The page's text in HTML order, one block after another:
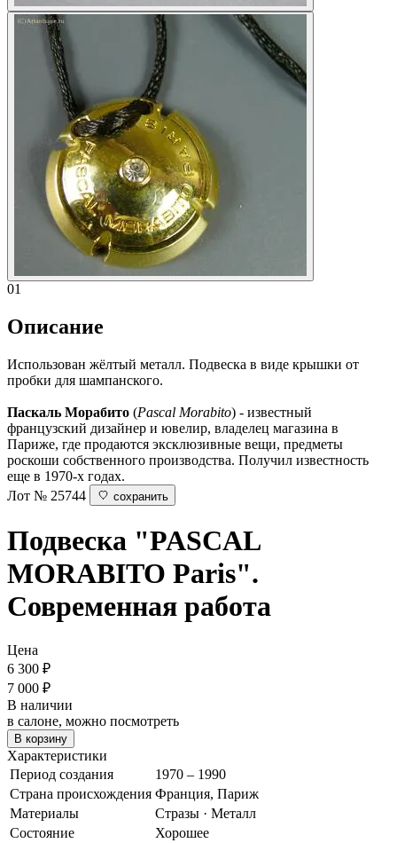
01
Описание
Использован жёлтый металл. Подвеска в виде крышки от
пробки для шампанского.
Паскаль Морабито (Pascal Morabito) - известный
французский дизайнер и ювелир, владелец магазина в
Париже, где продаются эксклюзивные вещи, предметы
роскоши собственного производства. Получил известность
еще в 1970-х годах.
Лот № 25744
сохранить
Подвеска "PASCAL
MORABITO Paris".
Современная работа
Цена
6 300 ₽
7 000 ₽
В наличии
в салоне, можно посмотреть
В корзину
Характеристики
Период создания
1970 – 1990
Страна происхождения Франция, Париж
Материалы
Стразы · Металл
Состояние
Хорошее